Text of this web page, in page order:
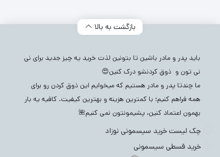
بازگشت به بالا
باید پدر و مادر باشین تا بتونین لذت خرید یه چیز جدید برای نی
نی تون و ذوق کردنشو درک کنین😍
ما چندتا پدر و مادر هستیم که میخوایم این ذوق کردن رو برای
همه فراهم کنیم؛ با کمترین هزینه و بهترین کیفیت. کافیه یه بار
بهمون اعتماد کنین، پشیمونتون نمی کنیم🌺
چک لیست خرید سیسمونی نوزاد
خرید قسطی سیسمونی